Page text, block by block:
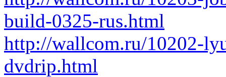
build-0325-rus.html
http://wallcom.ru/10202-
dvdrip.html